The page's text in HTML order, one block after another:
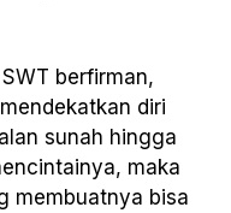
diri
sunah hingga
maka
membuatnya bisa